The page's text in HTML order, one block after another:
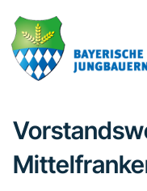
Inhalt
springen
Seitenspalte
springen
Fußzeile
springen